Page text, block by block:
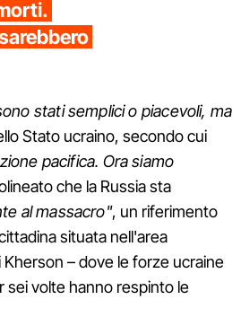
stati semplici o piacevoli, ma
Stato ucraino, secondo cui
pacifica. Ora siamo
che la Russia sta
al massacro", un riferimento
situata nell'area
– dove le forze ucraine
sei volte hanno respinto le